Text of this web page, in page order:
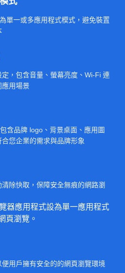
單一或多應用程式模式，避免裝置
，包含音量、螢幕亮度、Wi-Fi 連
應用場景
含品牌 logo、背景桌面、應用圖
您企業的需求與品牌形象
除快取，保障安全無痕的網路瀏
器應用程式設為單一應用程式
頁瀏覽。
用戶擁有安全的的網頁瀏覽環境